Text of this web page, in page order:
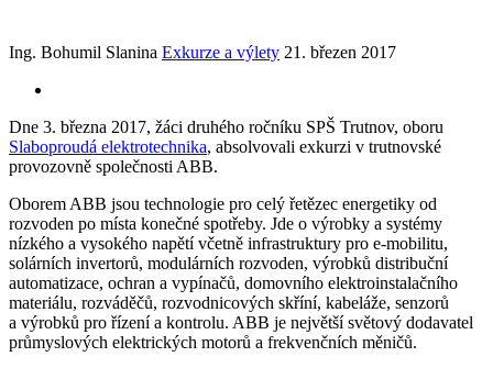
Ing. Bohumil Slanina Exkurze a výlety 21. březen 2017
Dne 3. března 2017, žáci druhého ročníku SPŠ Trutnov, oboru
Slaboproudá elektrotechnika, absolvovali exkurzi v trutnovské
provozovně společnosti ABB.
Oborem ABB jsou technologie pro celý řetězec energetiky od
rozvoden po místa konečné spotřeby. Jde o výrobky a systémy
nízkého a vysokého napětí včetně infrastruktury pro e‑mobilitu,
solárních invertorů, modulárních rozvoden, výrobků distribuční
automatizace, ochran a vypínačů, domovního elektroinstalačního
materiálu, rozváděčů, rozvodnicových skříní, kabeláže, senzorů
a výrobků pro řízení a kontrolu. ABB je největší světový dodavatel
průmyslových elektrických motorů a frekvenčních měničů.